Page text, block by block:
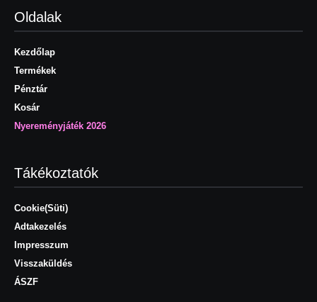
Oldalak
Kezdőlap
Termékek
Pénztár
Kosár
Nyereményjáték 2026
Tákékoztatók
Cookie(Süti)
Adtakezelés
Impresszum
Visszaküldés
ÁSZF